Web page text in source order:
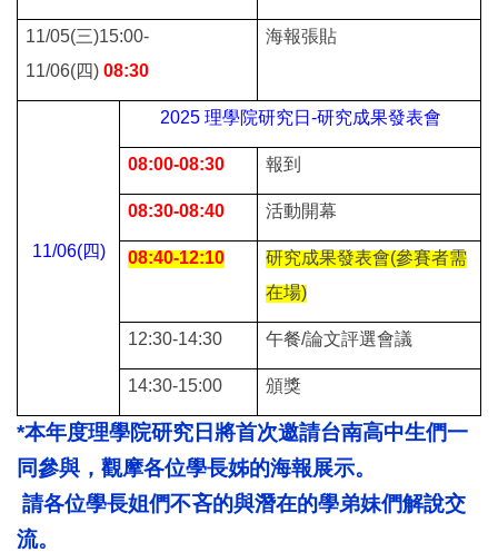
11/05(三)15:00-
11/06(四) 08:30
海報張貼
11/06(四)
2025 理學院研究日-研究成果發表會
08:00-08:30 報到
08:30-08:40 活動開幕
08:40-12:10
研究成果發表會(參賽者需
在場)
12:30-14:30 午餐/論文評選會議
14:30-15:00 頒獎
*本年度理學院研究日將首次邀請台南高中生們一
同參與，觀摩各位學長姊的海報展示。
請各位學長姐們不吝的與潛在的學弟妹們解說交
流。